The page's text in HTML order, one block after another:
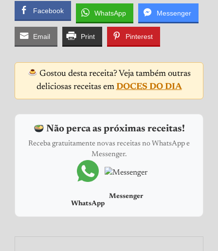
Facebook WhatsApp Messenger
Email Print Pinterest
Gostou desta receita? Veja também outras
deliciosas receitas em DOCES DO DIA
Não perca as próximas receitas!
Receba gratuitamente novas receitas no WhatsApp e
Messenger.
WhatsApp
Messenger